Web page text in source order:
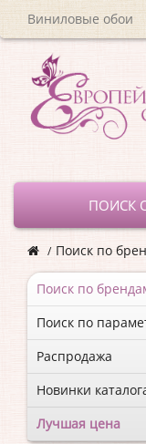
Виниловые обои
ПОИСК
Поиск по
Поиск по
Поиск по
Распродажа
Новинки
Лучшая цена